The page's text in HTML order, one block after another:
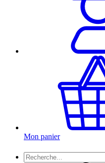
Mon panier